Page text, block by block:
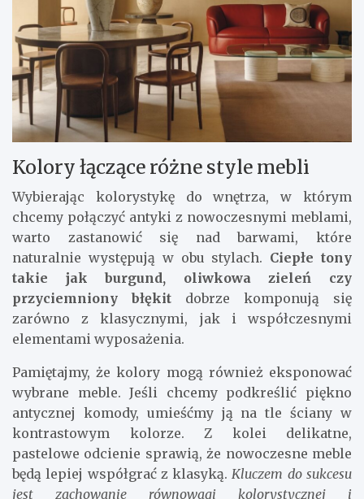
Kolory łączące różne style mebli
Wybierając kolorystykę do wnętrza, w którym
chcemy połączyć antyki z nowoczesnymi meblami,
warto zastanowić się nad barwami, które
naturalnie występują w obu stylach. Ciepłe tony
takie jak burgund, oliwkowa zieleń czy
przyciemniony błękit dobrze komponują się
zarówno z klasycznymi, jak i współczesnymi
elementami wyposażenia.
Pamiętajmy, że kolory mogą również eksponować
wybrane meble. Jeśli chcemy podkreślić piękno
antycznej komody, umieśćmy ją na tle ściany w
kontrastowym kolorze. Z kolei delikatne,
pastelowe odcienie sprawią, że nowoczesne meble
będą lepiej współgrać z klasyką. Kluczem do sukcesu
jest zachowanie równowagi kolorystycznej i